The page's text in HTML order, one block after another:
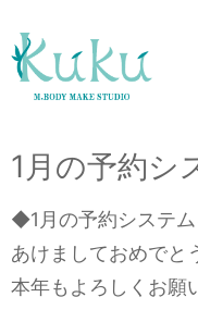
1月の予約シ
◆1月の予約システ
あけましておめでと
本年もよろしくお願